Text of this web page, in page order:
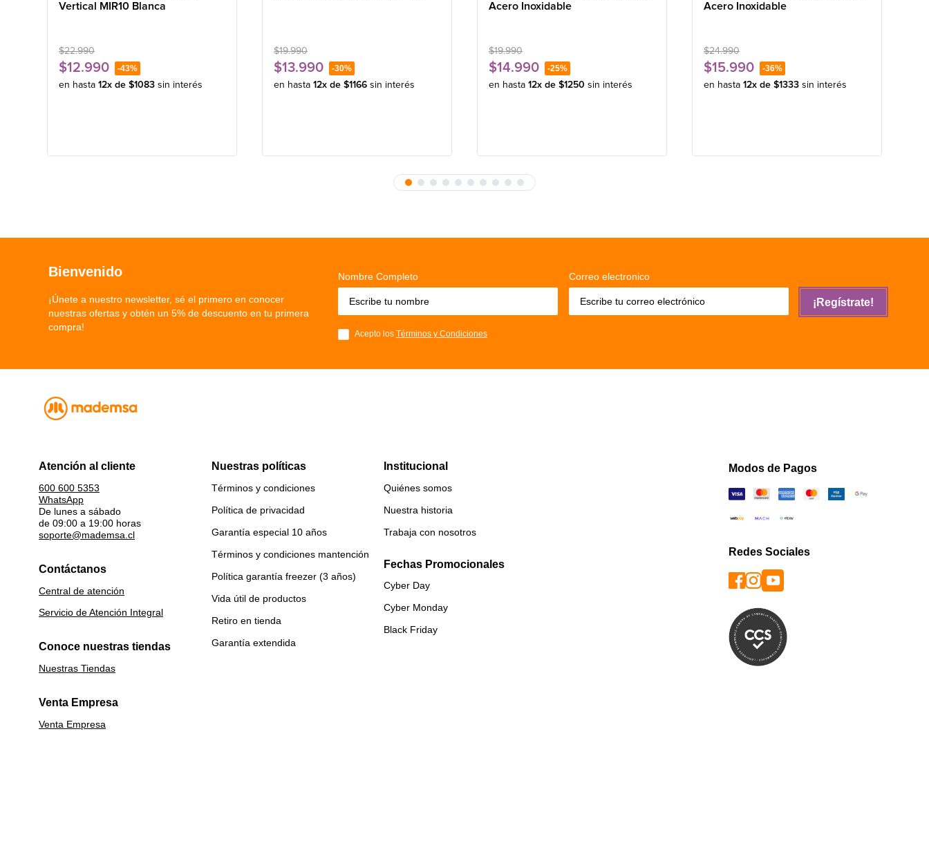
Vertical MIR10 Blanca
$22.990
$12.990 -43%
en hasta 12x de $1083 sin interés
$19.990
$13.990 -30%
en hasta 12x de $1166 sin interés
Acero Inoxidable
$19.990
$14.990 -25%
en hasta 12x de $1250 sin interés
Acero Inoxidable
$24.990
$15.990 -36%
en hasta 12x de $1333 sin interés
Bienvenido
¡Únete a nuestro newsletter, sé el primero en conocer
nuestras ofertas y obtén un 5% de descuento en tu primera
compra!
Nombre Completo Correo electronico
Acepto los Términos y Condiciones
¡Regístrate!
Atención al cliente
600 600 5353
WhatsApp
De lunes a sábado
de 09:00 a 19:00 horas
soporte@mademsa.cl
Contáctanos
Central de atención
Servicio de Atención Integral
Conoce nuestras tiendas
Nuestras Tiendas
Venta Empresa
Venta Empresa
Nuestras políticas
Términos y condiciones
Política de privacidad
Garantía especial 10 años
Términos y condiciones mantención
Política garantía freezer (3 años)
Vida útil de productos
Retiro en tienda
Garantía extendida
Institucional
Quiénes somos
Nuestra historia
Trabaja con nosotros
Fechas Promocionales
Cyber Day
Cyber Monday
Black Friday
Modos de Pagos
Redes Sociales